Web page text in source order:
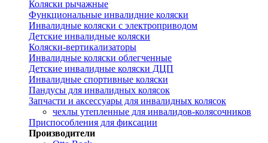
Коляски рычажные
Функциональные инвалидние коляски
Инвалидные коляски с электроприводом
Детские инвалидные коляски
Коляски-вертикализаторы
Инвалидные коляски облегченные
Детские инвалидные коляски ДЦП
Инвалидные спортивные коляски
Пандусы для инвалидных колясок
Запчасти и аксессуары для инвалидных колясок
чехлы утепленные для инвалидов-колясочников
Приспособления для фиксации
Производители